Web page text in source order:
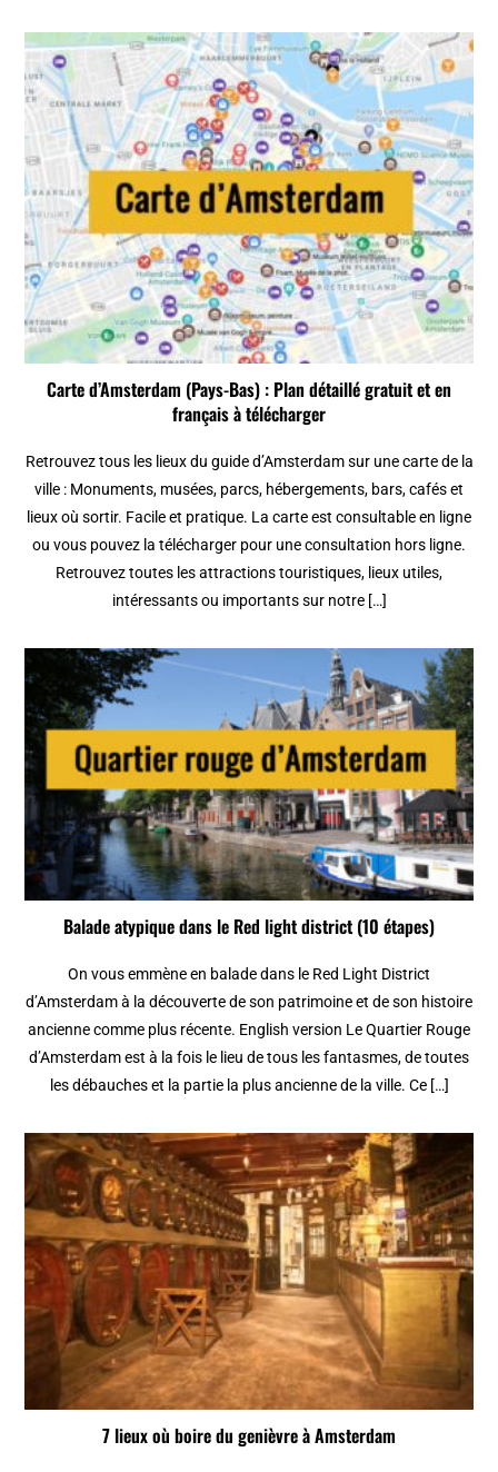
Carte d’Amsterdam (Pays-Bas) : Plan détaillé gratuit et en
français à télécharger
Retrouvez tous les lieux du guide d’Amsterdam sur une carte de la
ville : Monuments, musées, parcs, hébergements, bars, cafés et
lieux où sortir. Facile et pratique. La carte est consultable en ligne
ou vous pouvez la télécharger pour une consultation hors ligne.
Retrouvez toutes les attractions touristiques, lieux utiles,
intéressants ou importants sur notre […]
Balade atypique dans le Red light district (10 étapes)
On vous emmène en balade dans le Red Light District
d’Amsterdam à la découverte de son patrimoine et de son histoire
ancienne comme plus récente. English version Le Quartier Rouge
d’Amsterdam est à la fois le lieu de tous les fantasmes, de toutes
les débauches et la partie la plus ancienne de la ville. Ce […]
7 lieux où boire du genièvre à Amsterdam